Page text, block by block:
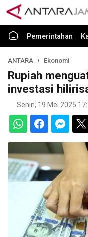
Pemerintahan
ANTARA Ekonomi
Rupiah
investasi
Senin, 19 Mei 2025